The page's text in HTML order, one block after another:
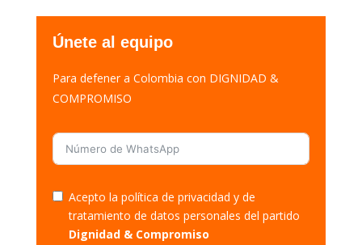
Únete al equipo
Para defener a Colombia con DIGNIDAD &
COMPROMISO
Acepto la política de privacidad y de
tratamiento de datos personales del partido
Dignidad & Compromiso